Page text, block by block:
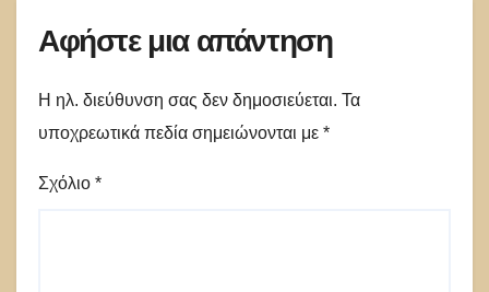
Αφήστε μια απάντηση
Η ηλ. διεύθυνση σας δεν δημοσιεύεται. Τα
υποχρεωτικά πεδία σημειώνονται με *
Σχόλιο *